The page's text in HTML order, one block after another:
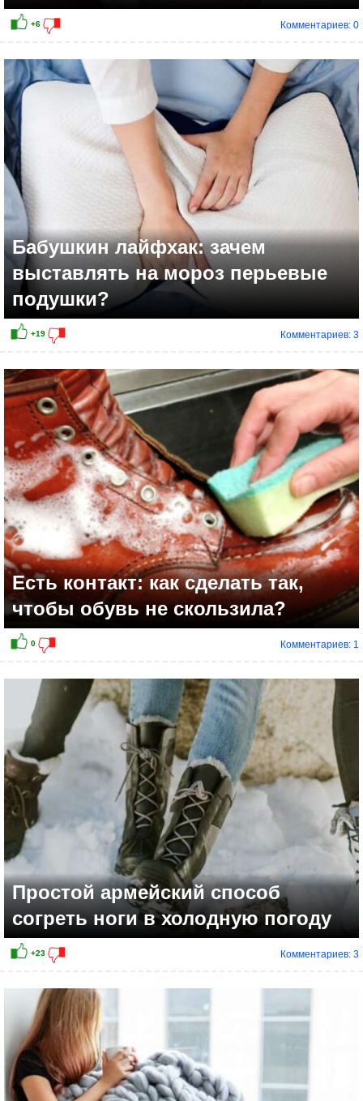
+5
Комментариев: 0
Бабушкин лайфхак: зачем
выставлять на мороз перьевые
подушки?
Комментариев: 3
Есть контакт: как сделать так,
чтобы обувь не скользила?
Комментариев: 1
Простой армейский способ
согреть ноги в холодную погоду
Комментариев: 3